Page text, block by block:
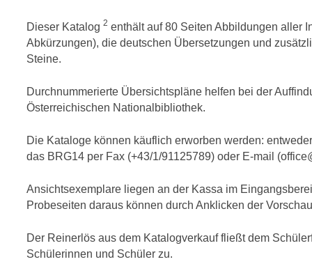
Dieser Katalog2 enthält auf 80 Seiten Abbildungen aller
Abkürzungen), die deutschen Übersetzungen und
Steine.
Durchnummerierte Übersichtspläne helfen bei der
Österreichischen Nationalbibliothek.
Die Kataloge können käuflich erworben werden:
das BRG14 per Fax (+43/1/91125789) oder E-mail
Ansichtsexemplare liegen an der Kassa im
Probeseiten daraus können durch Anklicken der
Der Reinerlös aus dem Katalogverkauf fließt dem
Schülerinnen und Schüler zu.